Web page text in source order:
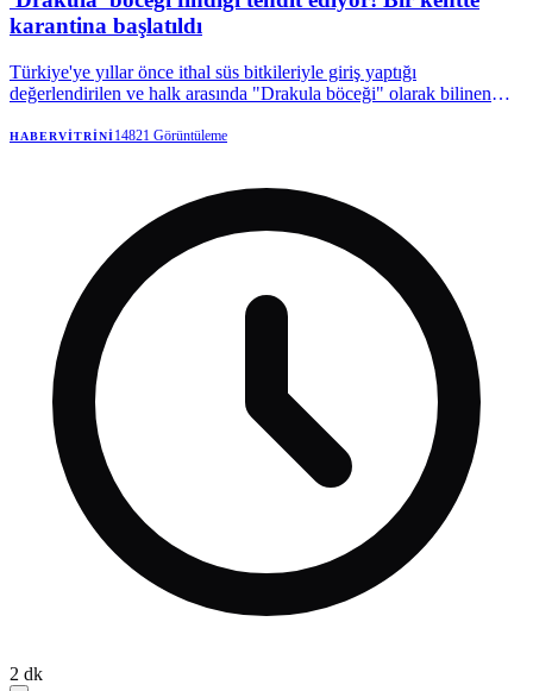
karantina başlatıldı
Türkiye'ye yıllar önce ithal süs bitkileriyle giriş yaptığı
değerlendirilen ve halk arasında "Drakula böceği" olarak bilinen
kaynaklarından fındığı tehdit etmeyi sürdürüyor. Trabzon'da
HABERVITRINI14821 Görüntüleme
2 dk